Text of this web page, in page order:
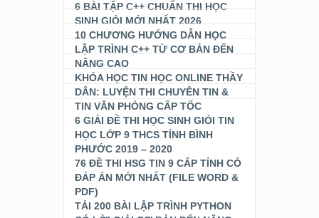
6 BÀI TẬP C++ CHUẨN THI HỌC
SINH GIỎI MỚI NHẤT 2026
10 CHƯƠNG HƯỚNG DẪN HỌC
LẬP TRÌNH C++ TỪ CƠ BẢN ĐẾN
NÂNG CAO
KHÓA HỌC TIN HỌC ONLINE THẦY
DÂN: LUYỆN THI CHUYÊN TIN &
TIN VĂN PHÒNG CẤP TỐC
6 GIẢI ĐỀ THI HỌC SINH GIỎI TIN
HỌC LỚP 9 THCS TỈNH BÌNH
PHƯỚC 2019 – 2020
76 ĐỀ THI HSG TIN 9 CẤP TỈNH CÓ
ĐÁP ÁN MỚI NHẤT (FILE WORD &
PDF)
TẢI 200 BÀI LẬP TRÌNH PYTHON